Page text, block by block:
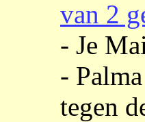
van 2
- Je
-
tegen